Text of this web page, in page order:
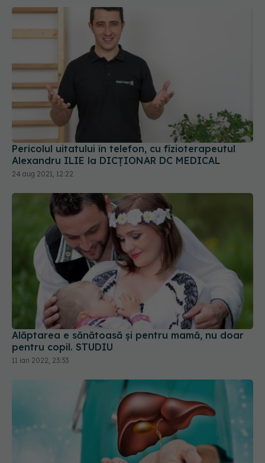
Pericolul uitatului în telefon, cu fizioterapeutul
Alexandru ILIE la DICȚIONAR DC MEDICAL
24 aug 2021, 12:22
Alăptarea e sănătoasă și pentru mamă, nu doar
pentru copil. STUDIU
11 ian 2022, 23:33